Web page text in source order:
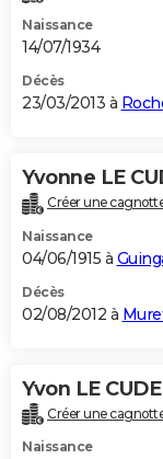
Naissance
14/07/1934
Décès
23/03/2013 à
Yvonne LE
Créer une
Naissance
04/06/1915 à
Décès
02/08/2012 à
Yvon LE
Créer une
Naissance